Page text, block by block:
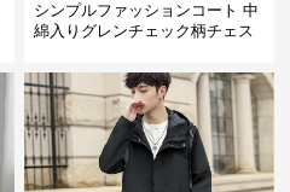
シンプルファッションコート 中
綿入りグレンチェック柄チェス